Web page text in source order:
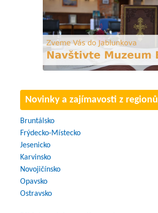
Novinky a zajímavosti z regionů
Bruntálsko
Frýdecko-Místecko
Jesenicko
Karvinsko
Novojičínsko
Opavsko
Ostravsko